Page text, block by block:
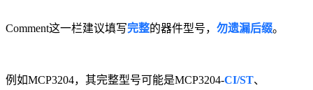
Comment这一栏建议填写完整的器件型号， 勿遗漏后缀。
例如MCP3204，其完整型号可能是MCP3204-CI/ST、